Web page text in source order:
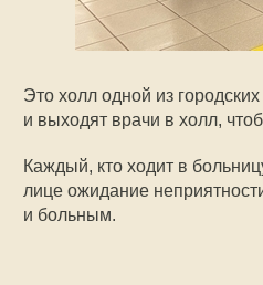
Это холл одной из
и выходят врачи в холл,
Каждый, кто ходит в
лице ожидание
и больным.